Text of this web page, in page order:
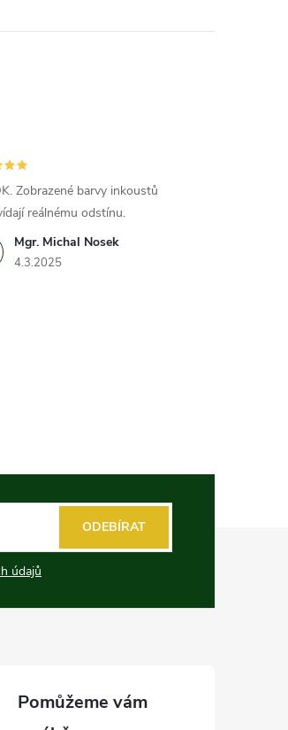
Mgr. Michal Nosek
4.3.2025
Zobrazené barvy inkoustů
reálnému odstínu.
údajů
ODEBÍRAT